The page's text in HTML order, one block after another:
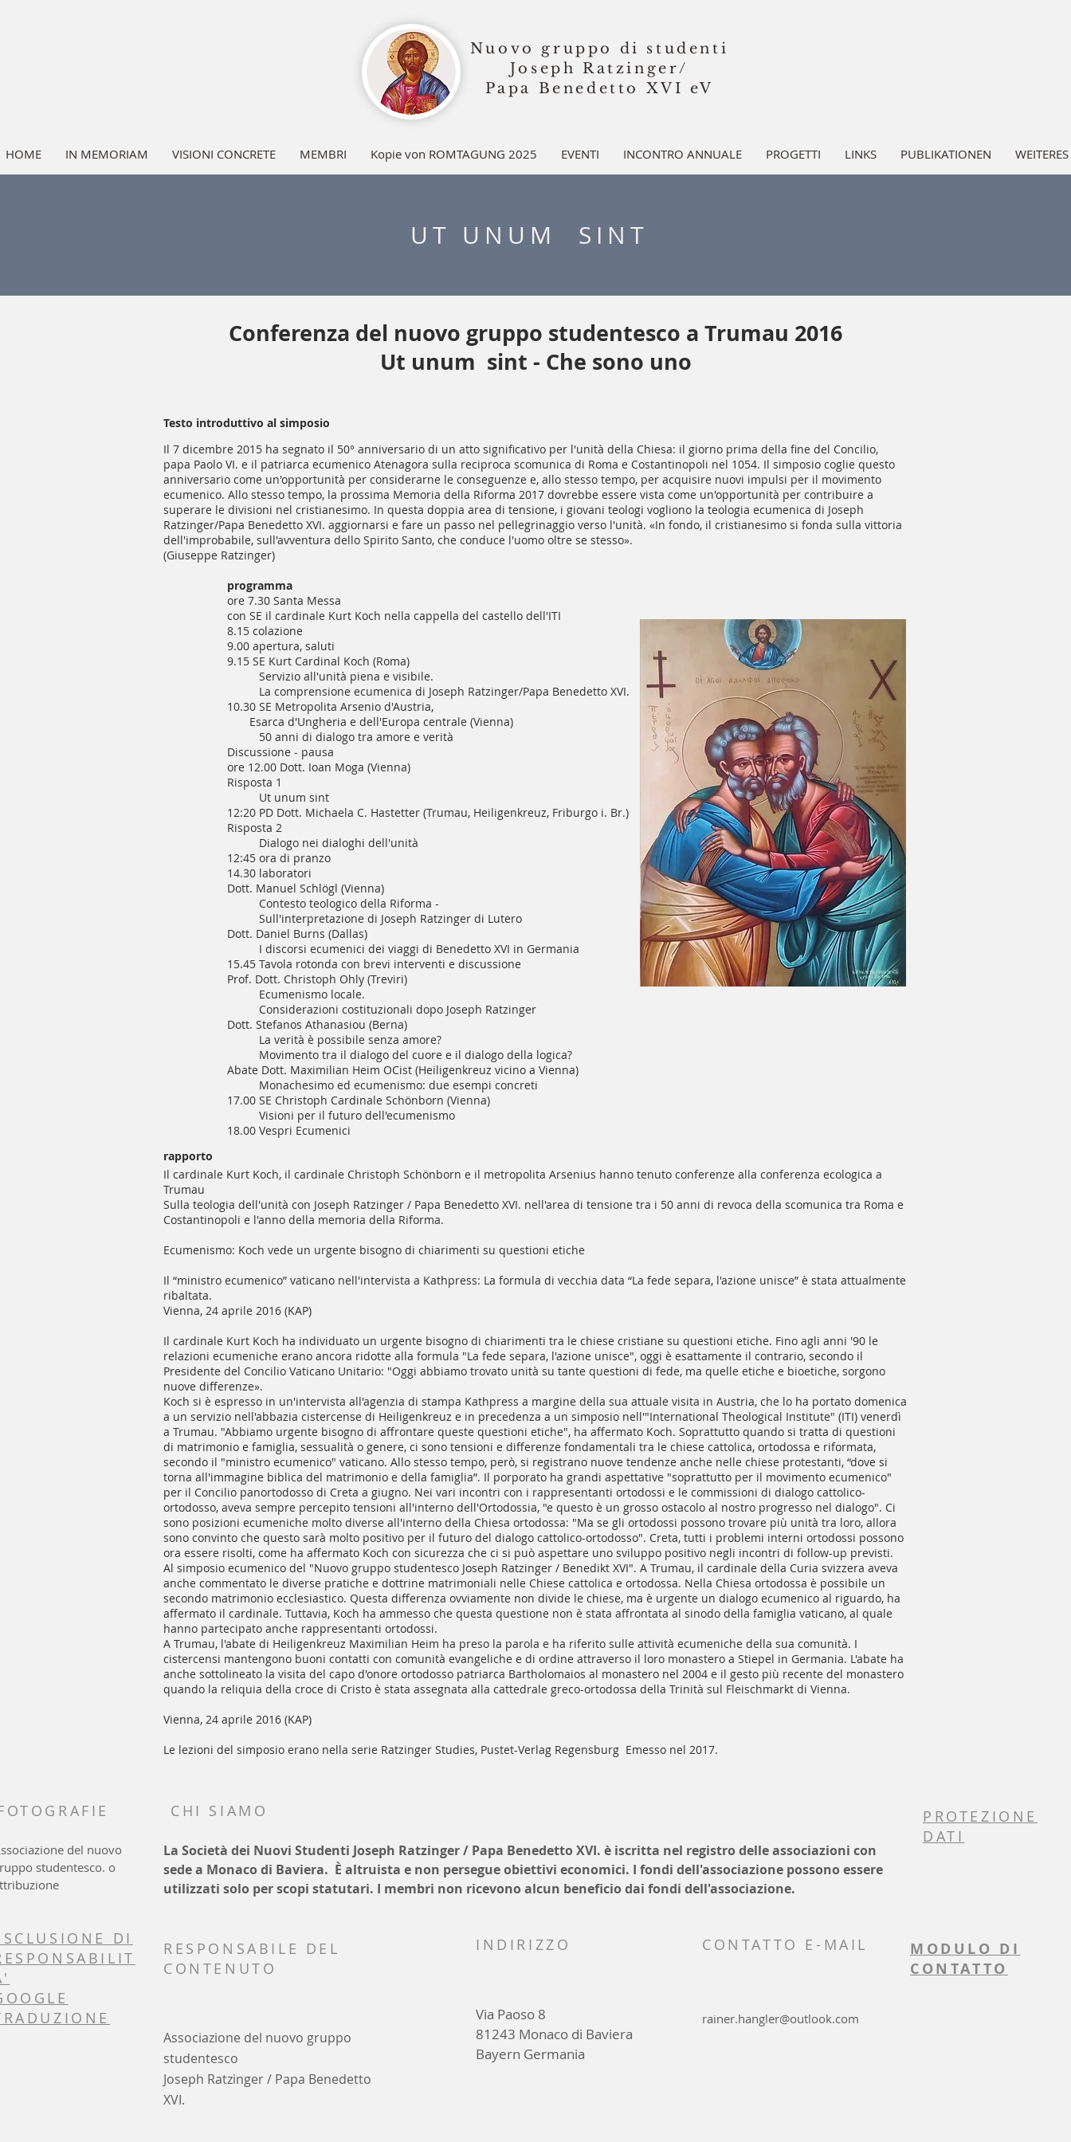
Nuovo gruppo di studenti
Joseph Ratzinger/
Papa Benedetto XVI eV
HOME IN MEMORIAM VISIONI CONCRETE MEMBRI Kopie von ROMTAGUNG 2025 EVENTI INCONTRO ANNUALE PROGETTI LINKS PUBLIKATIONEN WEITERES
UT UNUM SINT
Conferenza del nuovo gruppo studentesco a Trumau 2016
Ut unum sint - Che sono uno
Testo introduttivo al simposio
Il 7 dicembre 2015 ha segnato il 50° anniversario di un atto significativo per l'unità della Chiesa: il giorno prima della fine del Concilio,
papa Paolo VI. e il patriarca ecumenico Atenagora sulla reciproca scomunica di Roma e Costantinopoli nel 1054. Il simposio coglie questo
anniversario come un'opportunità per considerarne le conseguenze e, allo stesso tempo, per acquisire nuovi impulsi per il movimento
ecumenico. Allo stesso tempo, la prossima Memoria della Riforma 2017 dovrebbe essere vista come un'opportunità per contribuire a
superare le divisioni nel cristianesimo. In questa doppia area di tensione, i giovani teologi vogliono la teologia ecumenica di Joseph
Ratzinger/Papa Benedetto XVI. aggiornarsi e fare un passo nel pellegrinaggio verso l'unità. «In fondo, il cristianesimo si fonda sulla vittoria
dell'improbabile, sull'avventura dello Spirito Santo, che conduce l'uomo oltre se stesso».
(Giuseppe Ratzinger)
programma
ore 7.30 Santa Messa
con SE il cardinale Kurt Koch nella cappella del castello dell'ITI
8.15 colazione
9.00 apertura, saluti
9.15 SE Kurt Cardinal Koch (Roma)
Servizio all'unità piena e visibile.
La comprensione ecumenica di Joseph Ratzinger/Papa Benedetto XVI.
10.30 SE Metropolita Arsenio d'Austria,
Esarca d'Ungheria e dell'Europa centrale (Vienna)
50 anni di dialogo tra amore e verità
Discussione - pausa
ore 12.00 Dott. Ioan Moga (Vienna)
Risposta 1
Ut unum sint
12:20 PD Dott. Michaela C. Hastetter (Trumau, Heiligenkreuz, Friburgo i. Br.)
Risposta 2
Dialogo nei dialoghi dell'unità
12:45 ora di pranzo
14.30 laboratori
Dott. Manuel Schlögl (Vienna)
Contesto teologico della Riforma -
Sull'interpretazione di Joseph Ratzinger di Lutero
Dott. Daniel Burns (Dallas)
I discorsi ecumenici dei viaggi di Benedetto XVI in Germania
15.45 Tavola rotonda con brevi interventi e discussione
Prof. Dott. Christoph Ohly (Treviri)
Ecumenismo locale.
Considerazioni costituzionali dopo Joseph Ratzinger
Dott. Stefanos Athanasiou (Berna)
La verità è possibile senza amore?
Movimento tra il dialogo del cuore e il dialogo della logica?
Abate Dott. Maximilian Heim OCist (Heiligenkreuz vicino a Vienna)
Monachesimo ed ecumenismo: due esempi concreti
17.00 SE Christoph Cardinale Schönborn (Vienna)
Visioni per il futuro dell'ecumenismo
18.00 Vespri Ecumenici
rapporto
Il cardinale Kurt Koch, il cardinale Christoph Schönborn e il metropolita Arsenius hanno tenuto conferenze alla conferenza ecologica a
Trumau
Sulla teologia dell'unità con Joseph Ratzinger / Papa Benedetto XVI. nell'area di tensione tra i 50 anni di revoca della scomunica tra Roma e
Costantinopoli e l'anno della memoria della Riforma.
Ecumenismo: Koch vede un urgente bisogno di chiarimenti su questioni etiche
Il “ministro ecumenico” vaticano nell'intervista a Kathpress: La formula di vecchia data “La fede separa, l'azione unisce” è stata attualmente
ribaltata.
Vienna, 24 aprile 2016 (KAP)
Il cardinale Kurt Koch ha individuato un urgente bisogno di chiarimenti tra le chiese cristiane su questioni etiche. Fino agli anni '90 le
relazioni ecumeniche erano ancora ridotte alla formula "La fede separa, l'azione unisce", oggi è esattamente il contrario, secondo il
Presidente del Concilio Vaticano Unitario: "Oggi abbiamo trovato unità su tante questioni di fede, ma quelle etiche e bioetiche, sorgono
nuove differenze».
Koch si è espresso in un'intervista all'agenzia di stampa Kathpress a margine della sua attuale visita in Austria, che lo ha portato domenica
a un servizio nell'abbazia cistercense di Heiligenkreuz e in precedenza a un simposio nell'"International Theological Institute" (ITI) venerdì
a Trumau. "Abbiamo urgente bisogno di affrontare queste questioni etiche", ha affermato Koch. Soprattutto quando si tratta di questioni
di matrimonio e famiglia, sessualità o genere, ci sono tensioni e differenze fondamentali tra le chiese cattolica, ortodossa e riformata,
secondo il "ministro ecumenico" vaticano. Allo stesso tempo, però, si registrano nuove tendenze anche nelle chiese protestanti, “dove si
torna all'immagine biblica del matrimonio e della famiglia”. Il porporato ha grandi aspettative "soprattutto per il movimento ecumenico"
per il Concilio panortodosso di Creta a giugno. Nei vari incontri con i rappresentanti ortodossi e le commissioni di dialogo cattolico-
ortodosso, aveva sempre percepito tensioni all'interno dell'Ortodossia, "e questo è un grosso ostacolo al nostro progresso nel dialogo". Ci
sono posizioni ecumeniche molto diverse all'interno della Chiesa ortodossa: "Ma se gli ortodossi possono trovare più unità tra loro, allora
sono convinto che questo sarà molto positivo per il futuro del dialogo cattolico-ortodosso". Creta, tutti i problemi interni ortodossi possono
ora essere risolti, come ha affermato Koch con sicurezza che ci si può aspettare uno sviluppo positivo negli incontri di follow-up previsti.
Al simposio ecumenico del "Nuovo gruppo studentesco Joseph Ratzinger / Benedikt XVI". A Trumau, il cardinale della Curia svizzera aveva
anche commentato le diverse pratiche e dottrine matrimoniali nelle Chiese cattolica e ortodossa. Nella Chiesa ortodossa è possibile un
secondo matrimonio ecclesiastico. Questa differenza ovviamente non divide le chiese, ma è urgente un dialogo ecumenico al riguardo, ha
affermato il cardinale. Tuttavia, Koch ha ammesso che questa questione non è stata affrontata al sinodo della famiglia vaticano, al quale
hanno partecipato anche rappresentanti ortodossi.
A Trumau, l'abate di Heiligenkreuz Maximilian Heim ha preso la parola e ha riferito sulle attività ecumeniche della sua comunità. I
cistercensi mantengono buoni contatti con comunità evangeliche e di ordine attraverso il loro monastero a Stiepel in Germania. L'abate ha
anche sottolineato la visita del capo d'onore ortodosso patriarca Bartholomaios al monastero nel 2004 e il gesto più recente del monastero
quando la reliquia della croce di Cristo è stata assegnata alla cattedrale greco-ortodossa della Trinità sul Fleischmarkt di Vienna.
Vienna, 24 aprile 2016 (KAP)
Le lezioni del simposio erano nella serie Ratzinger Studies, Pustet-Verlag Regensburg Emesso nel 2017.
CHI SIAMO
del nuovo
studentesco. o
La Società dei Nuovi Studenti Joseph Ratzinger / Papa Benedetto XVI. è iscritta nel registro delle associazioni con
sede a Monaco di Baviera. È altruista e non persegue obiettivi economici. I fondi dell'associazione possono essere
utilizzati solo per scopi statutari. I membri non ricevono alcun beneficio dai fondi dell'associazione.
PROTEZIONE
DATI
DI
RESPONSABILE DEL
CONTENUTO
Associazione del nuovo gruppo
studentesco
Joseph Ratzinger / Papa Benedetto
XVI.
INDIRIZZO
Via Paoso 8
81243 Monaco di Baviera
Bayern Germania
CONTATTO E-MAIL
MODULO DI
CONTATTO
rainer.hangler@outlook.com